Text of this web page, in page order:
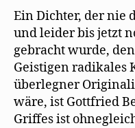
Ein Dichter, der nie
und leider bis jetzt
gebracht wurde,
Geistigen radikales
überlegner
wäre, ist Gottfried
Griffes ist